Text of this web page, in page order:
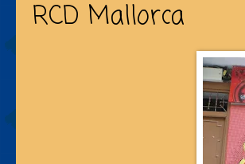
RCD Mallorca